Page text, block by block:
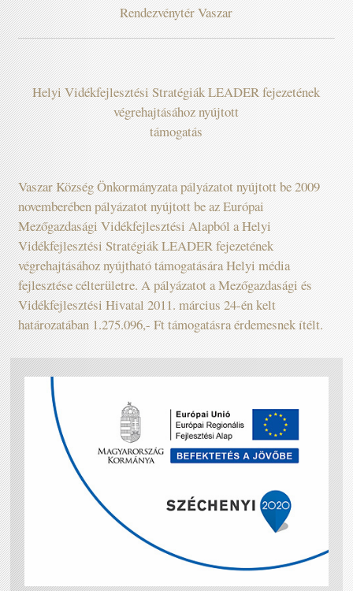
Rendezvénytér Vaszar
Helyi Vidékfejlesztési Stratégiák LEADER fejezetének
végrehajtásához nyújtott
támogatás
Vaszar Község Önkormányzata pályázatot nyújtott be 2009
novemberében pályázatot nyújtott be az Európai
Mezőgazdasági Vidékfejlesztési Alapból a Helyi
Vidékfejlesztési Stratégiák LEADER fejezetének
végrehajtásához nyújtható támogatására Helyi média
fejlesztése célterületre. A pályázatot a Mezőgazdasági és
Vidékfejlesztési Hivatal 2011. március 24-én kelt
határozatában 1.275.096,- Ft támogatásra érdemesnek ítélt.